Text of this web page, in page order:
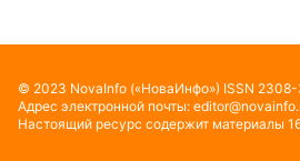
© 2023 NovaInfo («НоваИнфо») ISSN 2308-
Адрес электронной почты:
Настоящий ресурс содержит материалы